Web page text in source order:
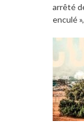
arrêté
enculé »,